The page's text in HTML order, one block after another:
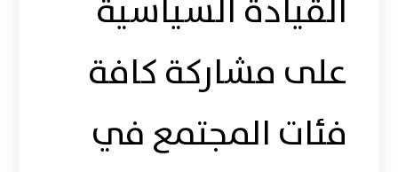
القيادة السياسية
على مشاركة كافة
فئات المجتمع في